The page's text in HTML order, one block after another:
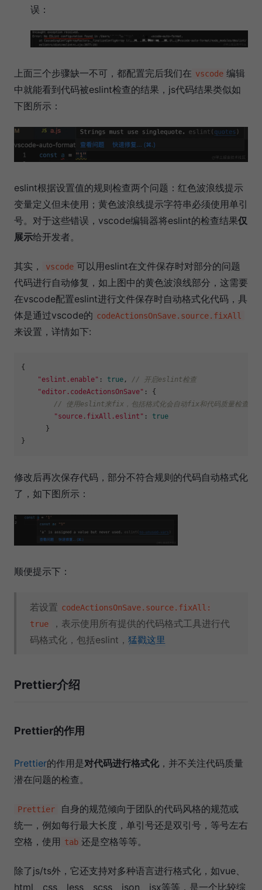
误：
上面三个步骤缺一不可，都配置完后我们在 vscode 编辑
中就能看到代码被eslint检查的结果，js代码结果类似如
下图所示：
eslint根据设置值的规则检查两个问题：红色波浪线提示
变量定义但未使用；黄色波浪线提示字符串必须使用单引
号。对于这些错误，vscode编辑器将eslint的检查结果仅
展示给开发者。
其实， vscode 可以用eslint在文件保存时对部分的问题
代码进行自动修复，如上图中的黄色波浪线部分，这需要
在vscode配置eslint进行文件保存时自动格式化代码，具
体是通过vscode的 codeActionsOnSave.source.fixAll
来设置，详情如下:
{
"eslint.enable" : true , // 开启eslint检查
"editor.codeActionsOnSave" : {
// 使用eslint来fix，包括格式化会自动fix和代码质量检查会给
"source.fixAll.eslint" : true
      }
修改后再次保存代码，部分不符合规则的代码自动格式化
了，如下图所示：
顺便提示下：
若设置 codeActionsOnSave.source.fixAll:
true
，表示使用所有提供的代码格式工具进行代
码格式化，包括eslint， 猛戳这里
Prettier介绍
Prettier的作用
Prettier的作用是对代码进行格式化，并不关注代码质量
潜在问题的检查。
Prettier
自身的规范倾向于团队的代码风格的规范或
统一，例如每行最大长度，单引号还是双引号，等号左右
空格，使用 tab 还是空格等等。
除了js/ts外，它还支持对多种语言进行格式化，如vue、
html、css、less、scss、json、jsx等等，是一个比较综